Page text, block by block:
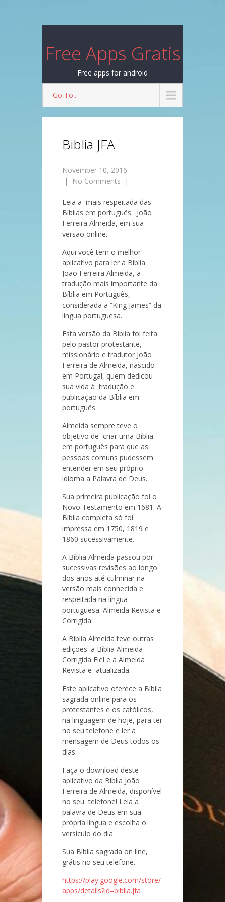
Free Apps Gratis
Free apps for android
Go To...
Biblia JFA
November 10, 2016
|
No Comments |
Leia a mais respeitada das
Bíblias em português: João
Ferreira Almeida, em sua
versão online.
Aqui você tem o melhor
aplicativo para ler a Bíblia
João Ferreira Almeida, a
tradução mais importante da
Bíblia em Português,
considerada a “King James” da
língua portuguesa.
Esta versão da Bíblia foi feita
pelo pastor protestante,
missionário e tradutor João
Ferreira de Almeida, nascido
em Portugal, quem dedicou
sua vida à tradução e
publicação da Bíblia em
português.
Almeida sempre teve o
objetivo de criar uma Bíblia
em português para que as
pessoas comuns pudessem
entender em seu próprio
idioma a Palavra de Deus.
Sua primeira publicação foi o
Novo Testamento em 1681. A
Bíblia completa só foi
impressa em 1750, 1819 e
1860 sucessivamente.
A Bíblia Almeida passou por
sucessivas revisões ao longo
dos anos até culminar na
versão mais conhecida e
respeitada na língua
portuguesa: Almeida Revista e
Corrigida.
A Bíblia Almeida teve outras
edições: a Bíblia Almeida
Corrigida Fiel e a Almeida
Revista e atualizada.
Este aplicativo oferece a Bíblia
sagrada online para os
protestantes e os católicos,
na linguagem de hoje, para ter
no seu telefone e ler a
mensagem de Deus todos os
dias.
Faça o download deste
aplicativo da Bíblia João
Ferreira de Almeida, disponível
no seu telefone! Leia a
palavra de Deus em sua
própria língua e escolha o
versículo do dia.
Sua Bíblia sagrada on line,
grátis no seu telefone.
https://play.google.com/store/
apps/details?id=biblia.jfa